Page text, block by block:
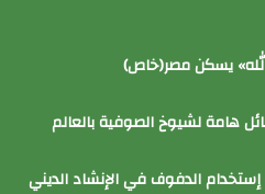
يسكن مصر(خاص)
هامة لشيوخ الصوفية بالعالم
الدفوف في الإنشاد الديني